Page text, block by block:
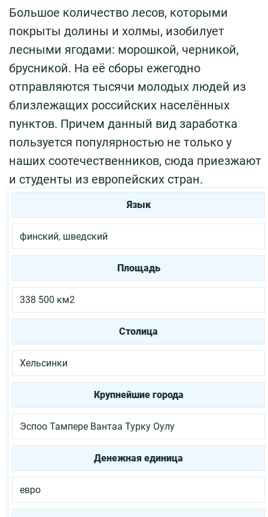
Большое количество лесов, которыми
покрыты долины и холмы, изобилует
лесными ягодами: морошкой, черникой,
брусникой. На её сборы ежегодно
отправляются тысячи молодых людей из
близлежащих российских населённых
пунктов. Причем данный вид заработка
пользуется популярностью не только у
наших соотечественников, сюда приезжают
и студенты из европейских стран.
Язык
финский, шведский
Площадь
338 500 км2
Столица
Хельсинки
Крупнейшие города
Эспоо Тампере Вантаа Турку Оулу
Денежная единица
евро